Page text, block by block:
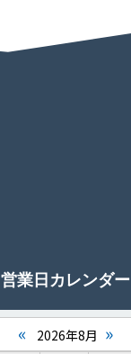
営業日カレンダー
« 2026年8月 »